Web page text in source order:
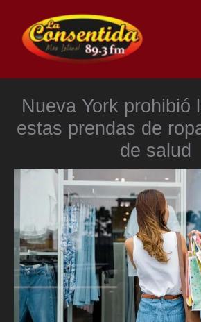
contenido
Nueva York prohibió
estas prendas de
de salud